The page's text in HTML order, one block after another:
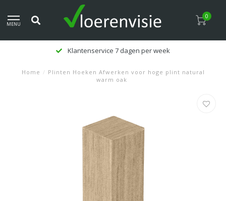
MENU
0
Klantenservice 7 dagen per week
Home / Plinten Hoeken Afwerken voor hoge plint natural
warm oak